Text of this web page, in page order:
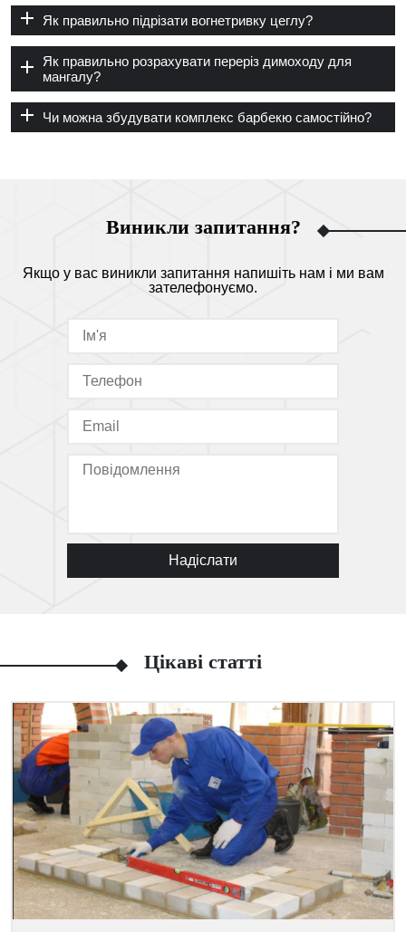
Як правильно підрізати вогнетривку цеглу?
Як правильно розрахувати переріз димоходу для
мангалу?
Чи можна збудувати комплекс барбекю самостійно?
Виникли запитання?
Якщо у вас виникли запитання напишіть нам і ми вам
зателефонуємо.
Надіслати
Цікаві статті